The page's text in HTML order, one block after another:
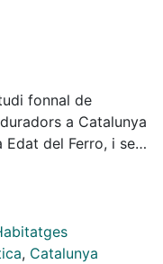
fonnal de
a Catalunya
Edat del Ferro, i se
de
Els elements
períodes
de la pedra i
, Catalunya